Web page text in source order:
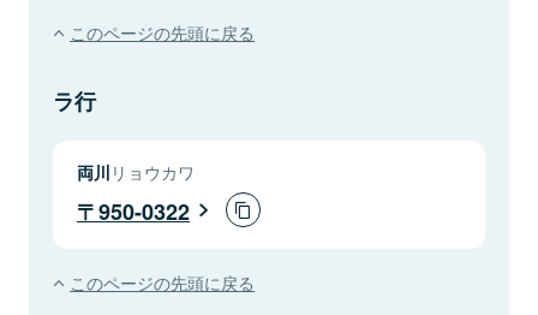
このページの先頭に戻る
ラ行
両川 リョウカワ
950-0322
このページの先頭に戻る